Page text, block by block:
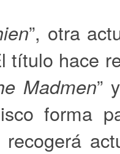
”, otra
título hace
Madmen”
forma
recogerá